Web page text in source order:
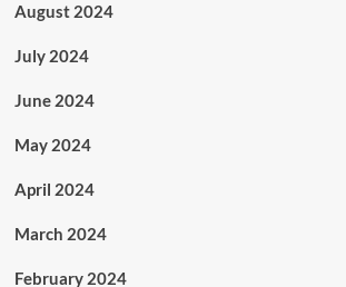
August 2024
July 2024
June 2024
May 2024
April 2024
March 2024
February 2024